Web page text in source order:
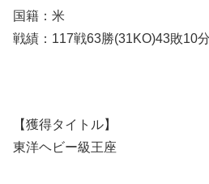
国籍：米
戦績：117戦63勝(31KO)43敗10
【獲得タイトル】
東洋ヘビー級王座